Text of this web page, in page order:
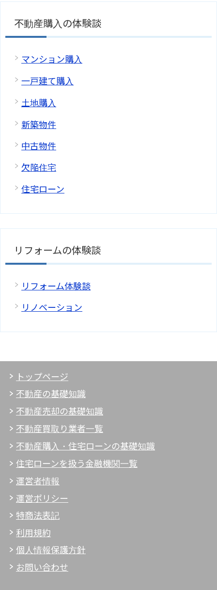
不動産購入の体験談
マンション購入
一戸建て購入
土地購入
新築物件
中古物件
欠陥住宅
住宅ローン
リフォームの体験談
リフォーム体験談
リノベーション
トップページ
不動産の基礎知識
不動産売却の基礎知識
不動産買取り業者一覧
不動産購入・住宅ローンの基礎知識
住宅ローンを扱う金融機関一覧
運営者情報
運営ポリシー
特商法表記
利用規約
個人情報保護方針
お問い合わせ